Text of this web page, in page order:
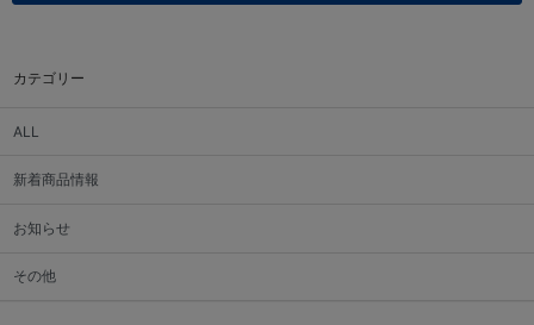
カテゴリー
ALL
新着商品情報
お知らせ
その他